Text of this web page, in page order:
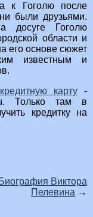
к Гоголю после
были друзьями.
досуге Гоголю
области и
его основе сюжет
известным и
карту-
Только там в
кредитку на
Биография Виктора
Пелевина →